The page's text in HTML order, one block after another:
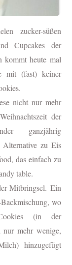
zucker-süßen
Cupcakes der
kommt heute mal
mit (fast) keiner
nicht nur mehr
der
ganzjährig
Alternative zu Eis
das einfach zu
table.
Mitbringsel. Ein
wo
(in der
nur mehr wenige,
hinzugefügt